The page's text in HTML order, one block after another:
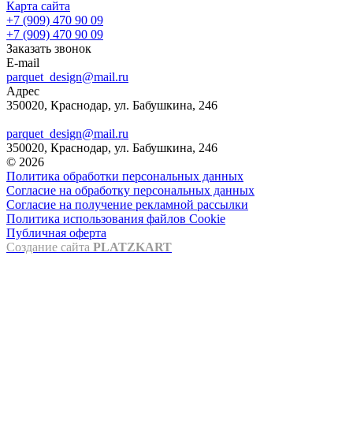
Карта сайта
+7 (909) 470 90 09
+7 (909) 470 90 09
Заказать звонок
E-mail
parquet_design@mail.ru
Адрес
350020, Краснодар, ул. Бабушкина, 246
parquet_design@mail.ru
350020, Краснодар, ул. Бабушкина, 246
© 2026
Политика обработки персональных данных
Согласие на обработку персональных данных
Согласие на получение рекламной рассылки
Политика использования файлов Cookie
Публичная оферта
Создание сайта PLATZKART